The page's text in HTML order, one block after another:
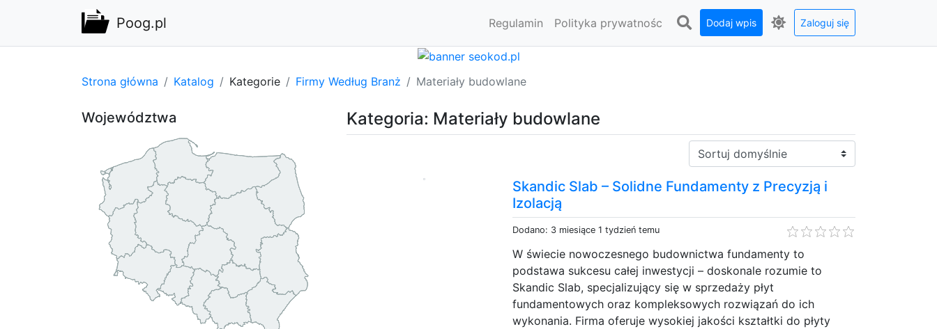
Poog.pl Regulamin Polityka prywatnośc Dodaj wpis Zaloguj się
Strona główna Katalog Kategorie Firmy Według Branż Materiały budowlane
Kategoria: Materiały budowlane
Sortuj:
Skandic Slab – Solidne Fundamenty z Precyzją i
Izolacją
Dodano: 3 miesiące 1 tydzień temu
W świecie nowoczesnego budownictwa fundamenty to
podstawa sukcesu całej inwestycji – doskonale rozumie to
Skandic Slab, specjalizujący się w sprzedaży płyt
fundamentowych oraz kompleksowych rozwiązań do ich
wykonania. Firma oferuje wysokiej jakości kształtki do płyty
Województwa